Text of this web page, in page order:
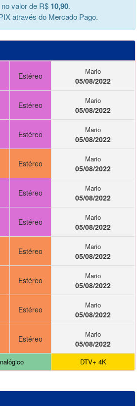
valor de R$ 10,90.
através do Mercado Pago.
Estéreo Mario
05/08/2022
Estéreo Mario
05/08/2022
Estéreo Mario
05/08/2022
Estéreo Mario
05/08/2022
Estéreo Mario
05/08/2022
Estéreo Mario
05/08/2022
Estéreo Mario
05/08/2022
Estéreo Mario
05/08/2022
Estéreo Mario
05/08/2022
Estéreo Mario
05/08/2022
DTV+ 4K